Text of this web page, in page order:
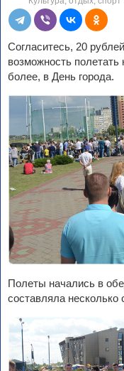
Согласитесь, 20
возможность
более, в День города.
Полеты начались в
составляла несколько